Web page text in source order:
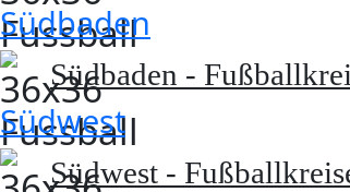
Südbaden
Südbaden -
Südwest
Südwest -